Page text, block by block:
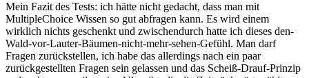
Mein Fazit des Tests: ich hätte nicht gedacht, dass man mit
MultipleChoice Wissen so gut abfragen kann. Es wird einem
wirklich nichts geschenkt und zwischendurch hatte ich dieses den-
Wald-vor-Lauter-Bäumen-nicht-mehr-sehen-Gefühl. Man darf
Fragen zurückstellen, ich habe das allerdings nach ein paar
zurückgestellten Fragen sein gelassen und das Scheiß-Drauf-Prinzip